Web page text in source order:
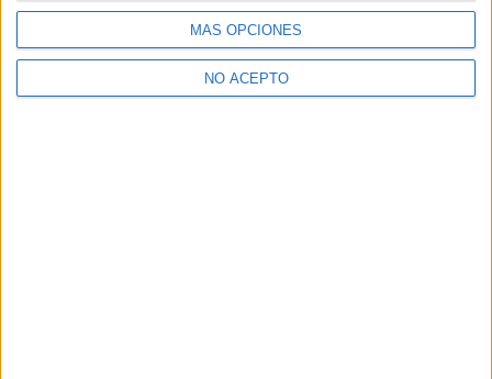
MÁS OPCIONES
NO ACEPTO